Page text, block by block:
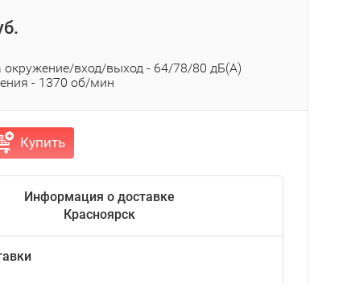
вход/выход - 64/78/80 дБ(А)
- 1370 об/мин
Купить
Информация о доставке
Красноярск